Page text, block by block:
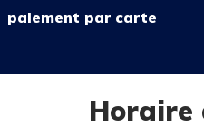
paiement par carte
Horaire